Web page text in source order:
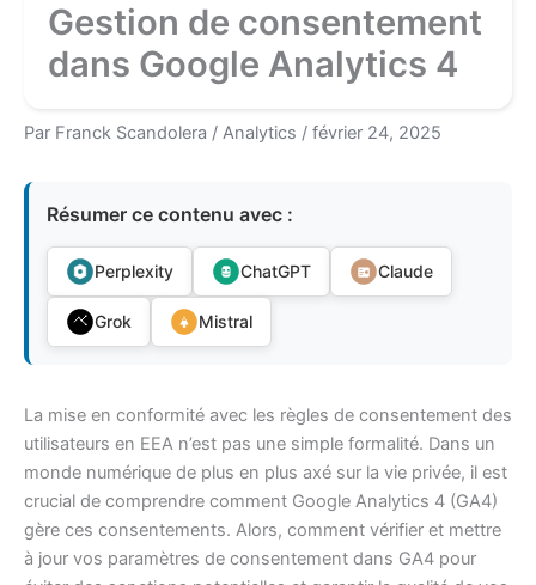
Gestion de consentement
dans Google Analytics 4
Par Franck Scandolera / Analytics / février 24, 2025
Résumer ce contenu avec :
Perplexity ChatGPT Claude
Grok Mistral
La mise en conformité avec les règles de consentement des
utilisateurs en EEA n’est pas une simple formalité. Dans un
monde numérique de plus en plus axé sur la vie privée, il est
crucial de comprendre comment Google Analytics 4 (GA4)
gère ces consentements. Alors, comment vérifier et mettre
à jour vos paramètres de consentement dans GA4 pour